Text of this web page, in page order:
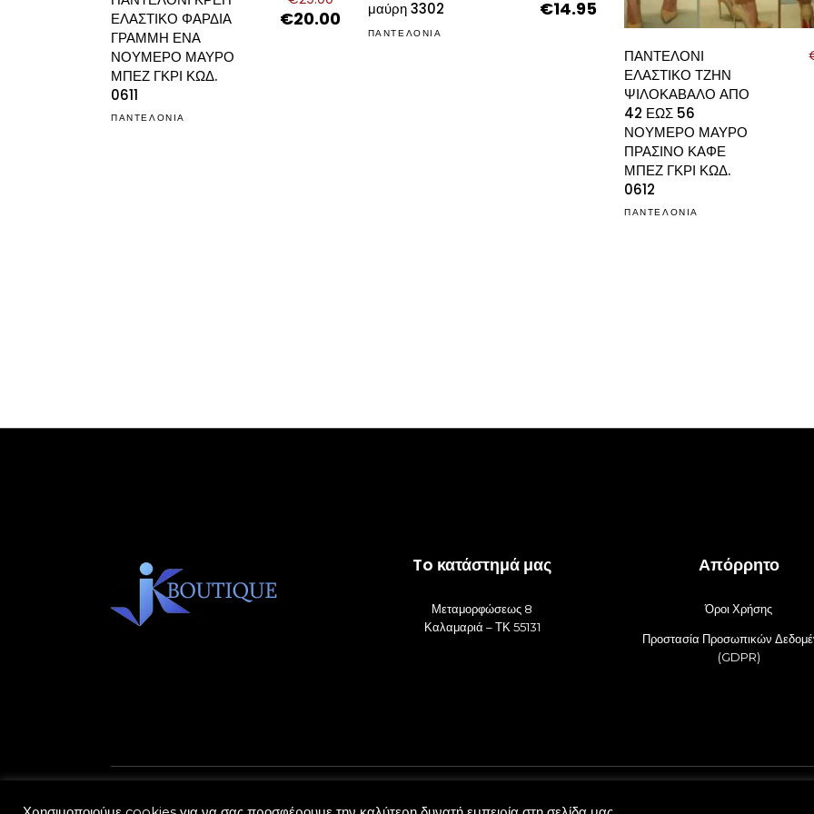
ΕΛΑΣΤΙΚΟ ΦΑΡΔΙΑ
ΓΡΑΜΜΗ ΕΝΑ
ΝΟΥΜΕΡΟ ΜΑΥΡΟ
ΜΠΕΖ ΓΚΡΙ ΚΩΔ.
0611
Original
€20.00Η
τρέχουσα
ΠΑΝΤΕΛΟΝΙΑ
έχει
πολλαπλές
παραλλαγές.
Οι
επιλογές
μπορούν
να
επιλεγούν
στη
σελίδα
μαύρη 3302
Original
€14.95Η
τρέχουσα
€14.95.
ΠΑΝΤΕΛΟΝΙΑ
ΠΑΝΤΕΛΟΝΙ
ΕΛΑΣΤΙΚΟ ΤΖΗΝ
ΨΙΛΟΚΑΒΑΛΟ ΑΠΟ
42 ΕΩΣ 56
ΝΟΥΜΕΡΟ ΜΑΥΡΟ
ΠΡΑΣΙΝΟ ΚΑΦΕ
ΜΠΕΖ ΓΚΡΙ ΚΩΔ.
0612
ΠΑΝΤΕΛΟΝΙΑ
To κατάστημά μας
Μεταμορφώσεως 8
Καλαμαριά – ΤΚ 55131
Απόρρητο
Όροι Χρήσης
Προστασία Προσωπικών
(GDPR)
© 2021 juliekalamaria.gr